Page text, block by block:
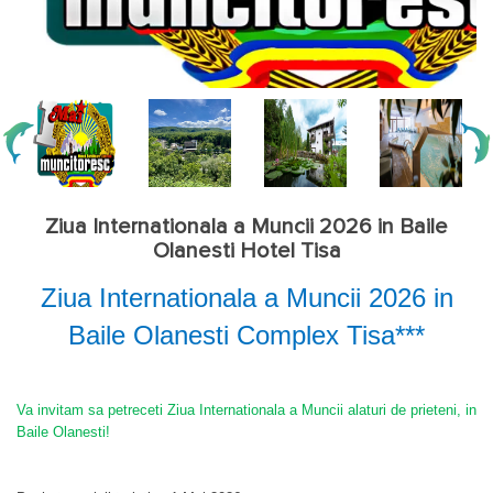
Ziua Internationala a Muncii 2026 in Baile
Olanesti Hotel Tisa
Ziua Internationala a Muncii 2026 in
Baile Olanesti Complex Tisa***
Va invitam sa petreceti Ziua Internationala a Muncii alaturi de prieteni, in
Baile Olanesti!